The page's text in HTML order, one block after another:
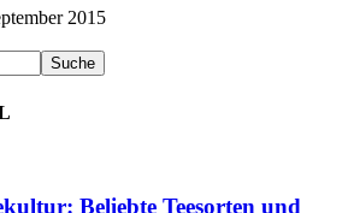
2015
Beliebte Teesorten und